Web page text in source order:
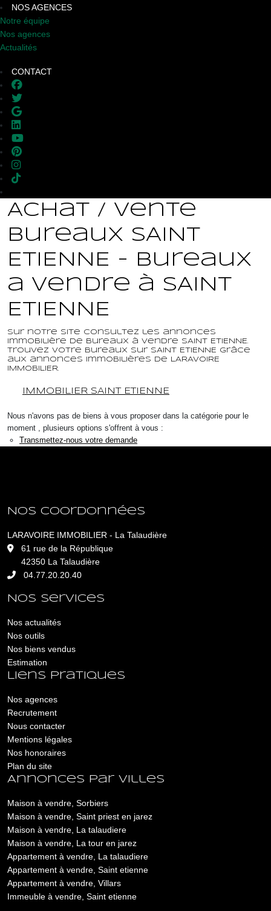
NOS AGENCES
Notre équipe
Nos agences
Actualités
CONTACT
Achat / Vente
Bureaux SAINT
ETIENNE - Bureaux
a vendre à SAINT
ETIENNE
Sur notre site consultez les annonces
immobilière de Bureaux à vendre SAINT ETIENNE.
Trouvez votre Bureaux sur SAINT ETIENNE grâce
aux annonces immobilières de LARAVOIRE
IMMOBILIER.
IMMOBILIER SAINT ETIENNE
Nous n'avons pas de biens à vous proposer dans la catégorie pour le
moment , plusieurs options s'offrent à vous :
Transmettez-nous votre demande
Nos coordonnées
LARAVOIRE IMMOBILIER - La Talaudière
61 rue de la République
42350 La Talaudière
04.77.20.20.40
Nos services
Nos actualités
Nos outils
Nos biens vendus
Estimation
Liens pratiques
Nos agences
Recrutement
Nous contacter
Mentions légales
Nos honoraires
Plan du site
Annonces par villes
Maison à vendre, Sorbiers
Maison à vendre, Saint priest en jarez
Maison à vendre, La talaudiere
Maison à vendre, La tour en jarez
Appartement à vendre, La talaudiere
Appartement à vendre, Saint etienne
Appartement à vendre, Villars
Immeuble à vendre, Saint etienne